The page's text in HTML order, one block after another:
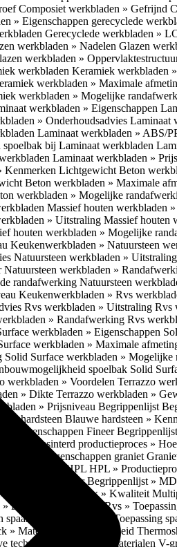
Composiet werkbladen » Gefrijnd
» Eigenschappen gerecyclede
Gerecyclede werkbladen »
werkbladen » Nadelen Glazen
werkbladen »
werkbladen Keramiek werkbladen
werkbladen » Maximale
werkbladen » Mogelijke
werkbladen » Eigenschappen
» Onderhoudsadvies Laminaat
Laminaat werkbladen » ABS/
bij Laminaat werkbladen
Laminaat werkbladen »
Kenmerken Lichtgewicht Beton
Beton werkbladen » Maximale
werkbladen » Mogelijke
Massief houten werkbladen
» Uitstraling Massief houten
houten werkbladen » Mogelijke
Keukenwerkbladen » Natuursteen
Natuursteen werkbladen » Uitstraling
Natuursteen werkbladen »
randafwerking Natuursteen
Keukenwerkbladen » Rvs
Rvs werkbladen » Uitstraling Rvs
» Randafwerking Rvs
werkbladen » Eigenschappen
werkbladen » Maximale
Solid Surface werkbladen » Mogelijke
spoelbak Solid
werkbladen » Voordelen Terrazzo
» Dikte Terrazzo werkbladen »
» Prijsniveau Begrippenlijst
hardsteen Blauwe hardsteen »
» Eigenschappen Fineer
Gesinterd productieproces »
Graniet » Eigenschappen graniet
Begrippenlijst » HPL HPL »
Productie marmerBegrippenlijst »
Multiplex Multiplex » Kwaliteit
Eigenschappen RVS Rvs »
spaanplaat Spaanplaat » Toepassing
» Materialen & gevoeligheid
techniek » Toepasbare materialen V-